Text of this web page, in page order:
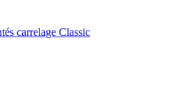
carrelage Classic